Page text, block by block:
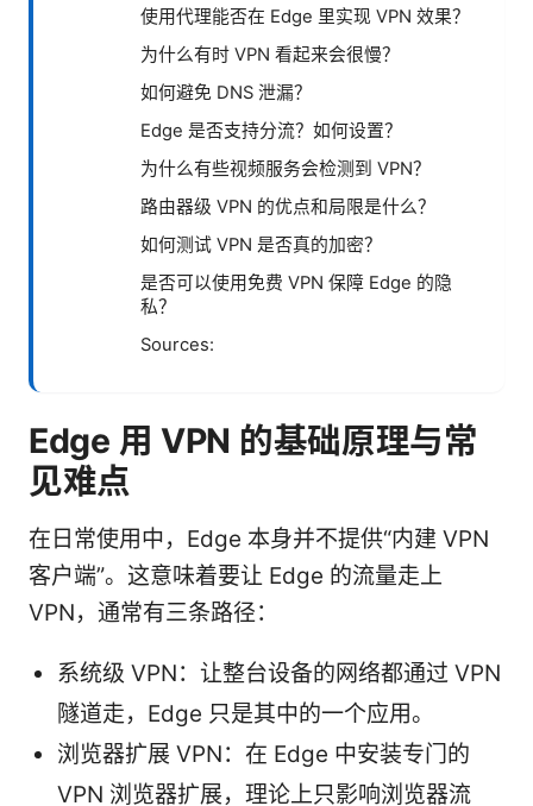
使用代理能否在 Edge 里实现 VPN 效果？
为什么有时 VPN 看起来会很慢？
如何避免 DNS 泄漏？
Edge 是否支持分流？如何设置？
为什么有些视频服务会检测到 VPN？
路由器级 VPN 的优点和局限是什么？
如何测试 VPN 是否真的加密？
是否可以使用免费 VPN 保障 Edge 的隐
私？
Sources:
Edge 用 VPN 的基础原理与常
见难点
在日常使用中，Edge 本身并不提供“内建 VPN
客户端”。这意味着要让 Edge 的流量走上
VPN，通常有三条路径：
系统级 VPN：让整台设备的网络都通过 VPN
隧道走，Edge 只是其中的一个应用。
浏览器扩展 VPN：在 Edge 中安装专门的
VPN 浏览器扩展，理论上只影响浏览器流